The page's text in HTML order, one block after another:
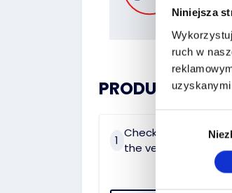
Niniejsza
ruch w
zgody
PRODUCT
1
Check the history of
the vehicle